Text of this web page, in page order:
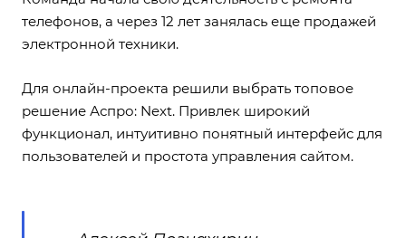
телефонов, а через 12 лет занялась еще продажей
электронной техники.
Для онлайн-проекта решили выбрать топовое
решение Аспро: Next. Привлек широкий
функционал, интуитивно понятный интерфейс для
пользователей и простота управления сайтом.